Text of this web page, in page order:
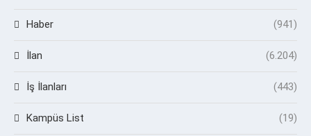
Haber (941)
İlan (6.204)
İş İlanları (443)
Kampüs List (19)